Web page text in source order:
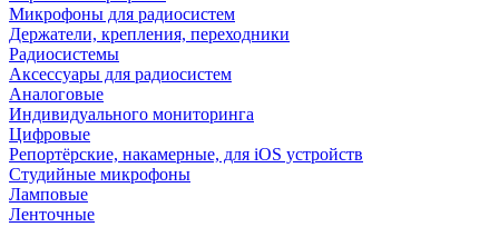
Микрофоны для радиосистем
Держатели, крепления, переходники
Радиосистемы
Аксессуары для радиосистем
Аналоговые
Индивидуального мониторинга
Цифровые
Репортёрские, накамерные, для iOS устройств
Студийные микрофоны
Ламповые
Ленточные